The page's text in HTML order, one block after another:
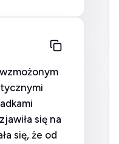
się na
się, że od